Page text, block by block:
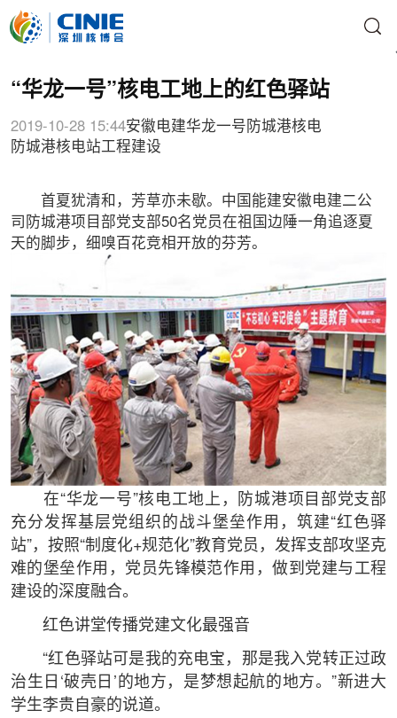
“华龙一号”核电工地上的红色驿站
2019-10-28 15:44安徽电建华龙一号 防城港核电
防城港核电站工程建设
首夏犹清和，芳草亦未歇。中国能建安徽电建二公
司防城港项目部党支部50名党员在祖国边陲一角追逐夏
天的脚步，细嗅百花竞相开放的芬芳。
在“华龙一号”核电工地上，防城港项目部党支部
充分发挥基层党组织的战斗堡垒作用，筑建“红色驿
站”，按照“制度化+规范化”教育党员，发挥支部攻坚克
难的堡垒作用，党员先锋模范作用，做到党建与工程
建设的深度融合。
红色讲堂传播党建文化最强音
“红色驿站可是我的充电宝，那是我入党转正过政
治生日‘破壳日’的地方，是梦想起航的地方。”新进大
学生李贵自豪的说道。